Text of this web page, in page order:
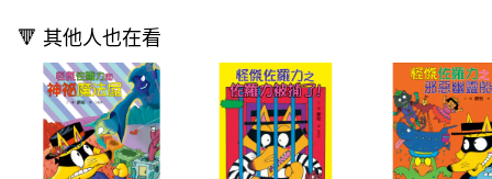
🔻 其他人也在看